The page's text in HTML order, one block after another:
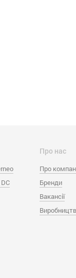
Про нас
Про
Бренди
Вакансії